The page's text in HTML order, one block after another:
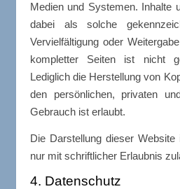
Medien und Systemen. Inhalte
dabei als solche
Vervielfältigung oder
kompletter Seiten ist nicht
Lediglich die Herstellung von
den persönlichen, privaten
Gebrauch ist erlaubt.
Die Darstellung dieser
nur mit schriftlicher Erlaubnis
4. Datenschutz